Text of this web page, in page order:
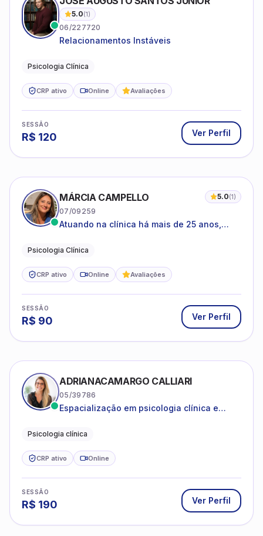
5.0(1)
06/227720
Relacionamentos Instáveis
Psicologia Clínica
CRP ativo Online Avaliações
SESSÃO
R$ 120 Ver Perfil
MÁRCIA CAMPELLO 5.0(1)
07/09259
Atuando na clínica há mais de 25 anos,
estruturas, com experiência em
Psicologia Clínica
CRP ativo Online Avaliações
SESSÃO
R$ 90 Ver Perfil
ADRIANACAMARGO CALLIARI
05/39786
Espacialização em psicologia clínica e
Psicologia clínica
CRP ativo Online
SESSÃO
R$ 190 Ver Perfil